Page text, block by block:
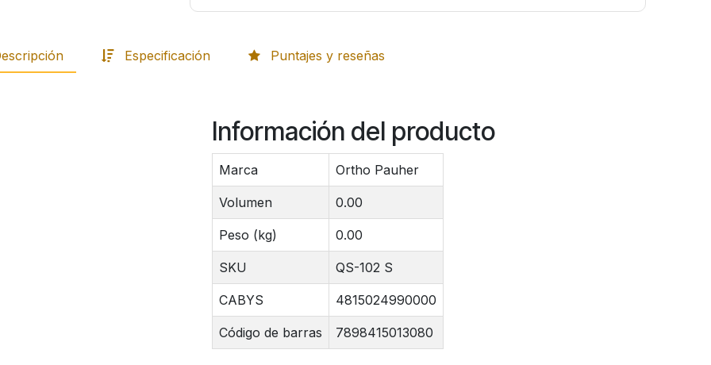
Especificación Puntajes y reseñas
Información del producto
Marca Ortho Pauher
Volumen 0.00
Peso (kg) 0.00
SKU QS-102 S
CABYS 4815024990000
Código de barras 7898415013080